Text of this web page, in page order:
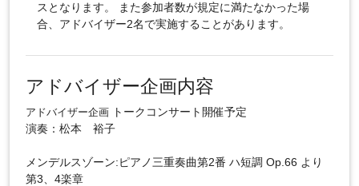
スとなります。 また参加者数が規定に満たなかった場
合、アドバイザー2名で実施することがあります。
アドバイザー企画内容
アドバイザー企画トークコンサート開催予定
演奏：松本 裕子
メンデルスゾーン:ピアノ三重奏曲第2番 ハ短調 Op.66 より
第3、4楽章